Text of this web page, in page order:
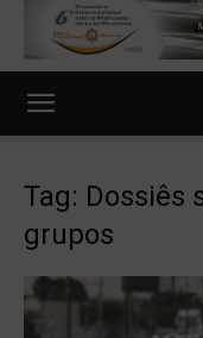
Tag: Dossiês
grupos